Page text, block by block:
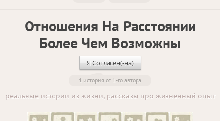
Отношения На Расстоянии
Более Чем Возможны
Я Согласен(-на)
1 история от 1-го автора
реальные истории из жизни, рассказы про жизненный опыт